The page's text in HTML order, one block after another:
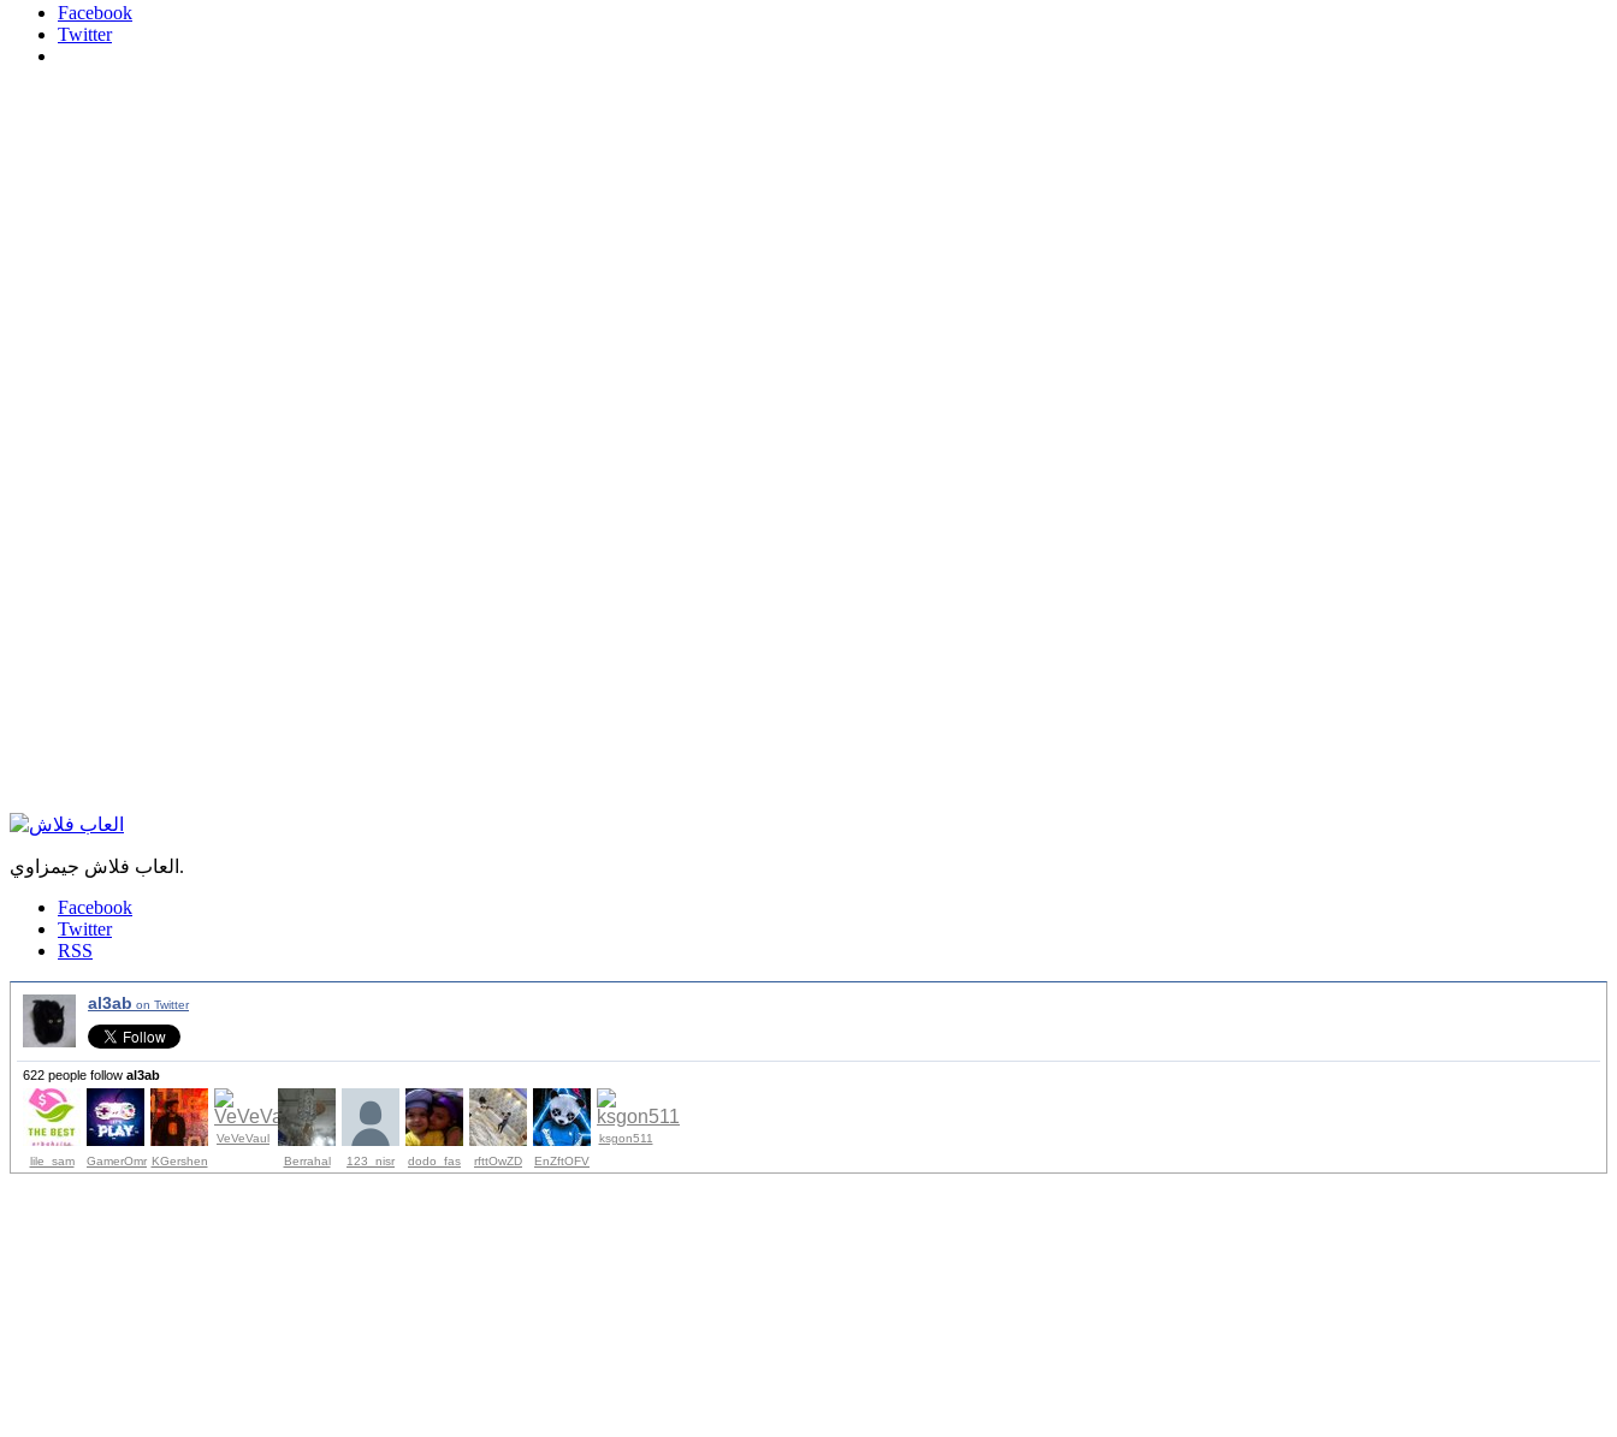
Facebook
Twitter
العاب فلاش جيمزاوي.
Facebook
Twitter
RSS
al3ab on Twitter
622 people follow al3ab
lile_sam GamerOmr KGershen
VeVeVaul
Berrahal
123_nisr dodo_fas rfttOwZD EnZftOFV
ksgon511